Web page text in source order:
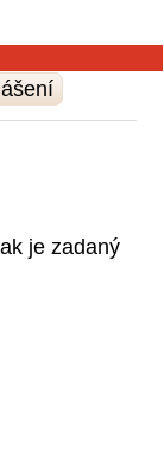
je zadaný